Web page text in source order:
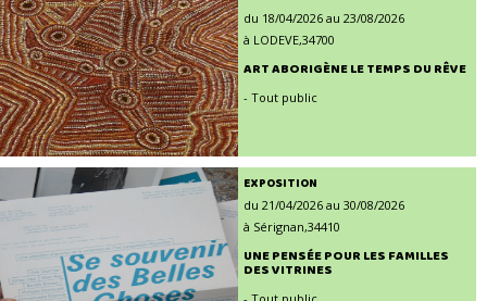
du 18/04/2026 au 23/08/2026
à LODEVE,34700
ART ABORIGÈNE LE TEMPS DU RÊVE
- Tout public
EXPOSITION
du 21/04/2026 au 30/08/2026
à Sérignan,34410
UNE PENSÉE POUR LES FAMILLES
DES VITRINES